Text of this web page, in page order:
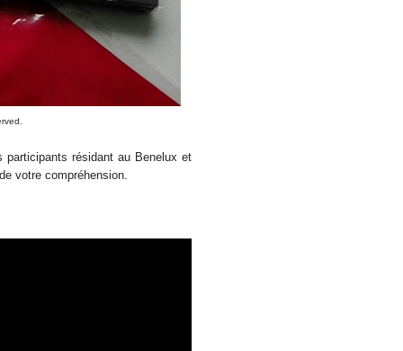
participants résidant au Benelux et
votre compréhension.